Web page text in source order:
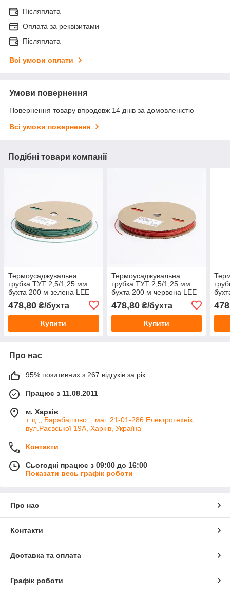
Післяплата
Оплата за реквізитами
Післяплата
Всі умови оплати
Умови повернення
Повернення товару впродовж 14 днів за домовленістю
Всі умови повернення
Подібні товари компанії
Термоусаджувальна
трубка ТУТ 2,5/1,25 мм
бухта 200 м зелена LEE
478,80 ₴/бухта
Купити
Термоусаджувальна
трубка ТУТ 2,5/1,25 мм
бухта 200 м червона LEE
478,80₴/бухта
Купити
Про нас
95% позитивних з 267 відгуків за рік
Працює з 11.08.2011
м. Харків
т. ц ,, Барабашово ,, маг. 21-01-286 Електротехнік,
вул.Раєвської 19А, Харків, Україна
Контакти
Сьогодні працює з 09:00 до 16:00
Показати весь графік роботи
Про нас
Контакти
Доставка та оплата
Графік роботи